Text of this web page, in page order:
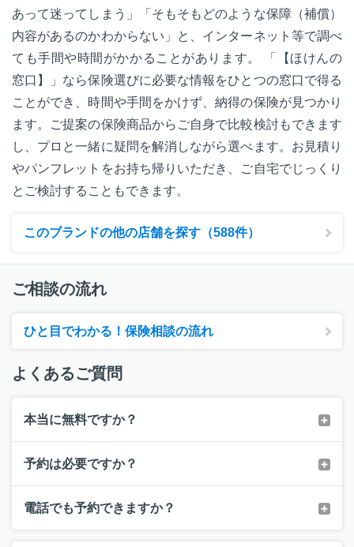
あって迷ってしまう」「そもそもどのような保障（補償）
内容があるのかわからない」と、インターネット等で調べ
ても手間や時間がかかることがあります。 「【ほけんの
窓口】」なら保険選びに必要な情報をひとつの窓口で得る
ことができ、時間や手間をかけず、納得の保険が見つかり
ます。ご提案の保険商品からご自身で比較検討もできます
し、プロと一緒に疑問を解消しながら選べます。お見積り
やパンフレットをお持ち帰りいただき、ご自宅でじっくり
とご検討することもできます。
このブランドの他の店舗を探す（588件）
ご相談の流れ
ひと目でわかる！保険相談の流れ
よくあるご質問
本当に無料ですか？
予約は必要ですか？
電話でも予約できますか？